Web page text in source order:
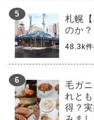
札幌
のか？
48.3k件
毛ガ
れと
得？